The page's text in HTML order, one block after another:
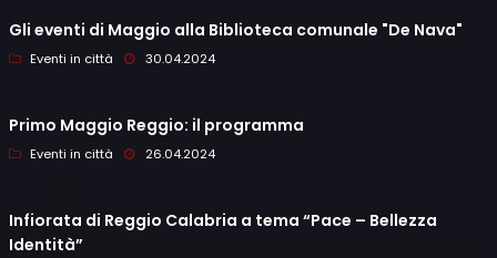
Gli eventi di Maggio alla Biblioteca comunale "De Nava"
Eventi in città 30.04.2024
Primo Maggio Reggio: il programma
Eventi in città 26.04.2024
Infiorata di Reggio Calabria a tema “Pace – Bellezza
Identità”